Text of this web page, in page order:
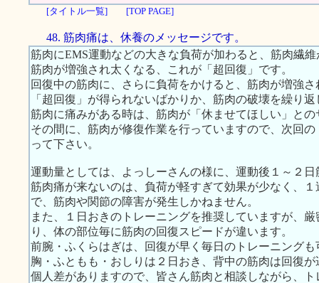
[タイトル一覧] [TOP PAGE]
48. 筋肉痛は、休養のメッセージです。
筋肉にEMS運動などの大きな負荷が加わると、筋肉繊
筋肉が増強され太くなる、これが「超回復」です。
回復中の筋肉に、さらに負荷をかけると、筋肉が増強
「超回復」が得られないばかりか、筋肉の破壊を繰り
筋肉に痛みがある時は、筋肉が「休ませてほしい」と
その間に、筋肉が修復作業を行っていますので、次回
って下さい。
運動量としては、よっしーさんの様に、運動後１～２
筋肉痛が来ないのは、負荷が軽すぎて効果が少なく、
で、筋肉や関節の障害が発生しかねません。
また、１日おきのトレーニングを推奨していますが、
り、体の部位毎に筋肉の回復スピードが違います。
前腕・ふくらはぎは、回復が早く毎日のトレーニング
胸・ふともも・おしりは２日おき、背中の筋肉は回復
個人差がありますので、皆さん筋肉と相談しながら、